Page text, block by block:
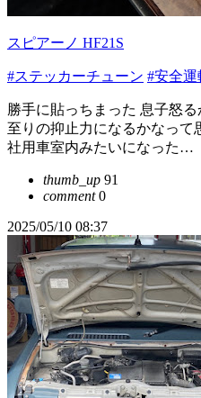
スピアーノ HF21S
#ステッカーチューン #安全運
勝手に貼っちまった 息子怒
至りの抑止力になるかなって
社用車室内みたいになった…
thumb_up 91
comment0
2025/05/10 08:37